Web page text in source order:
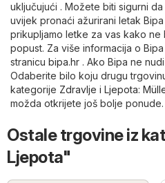
uključujući . Možete biti sigurni
uvijek pronaći ažurirani letak
prikupljamo letke za vas kako ne
popust. Za više informacija o
stranicu bipa.hr . Ako Bipa ne
Odaberite bilo koju drugu
kategorije Zdravlje i Ljepota:
možda otkrijete još bolje ponude.
Ostale trgovine iz
Ljepota"